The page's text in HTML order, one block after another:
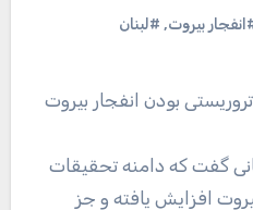
بیروت, #لبنان
گفت که دامنه تحقیقات
افزایش یافته و جز